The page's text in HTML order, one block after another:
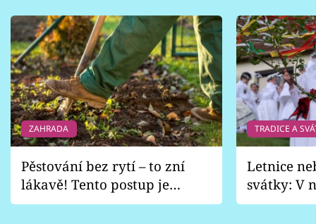
ZAHRADA
Pěstování bez rytí – to zní
lákavě! Tento postup je
vhodný jen pro některé
TRADICE A
Letnice
svátky: V
pondělí